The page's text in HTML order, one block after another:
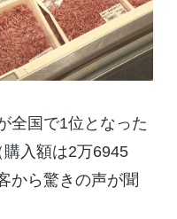
全国で1位となった
入額は2万6945
から驚きの声が聞